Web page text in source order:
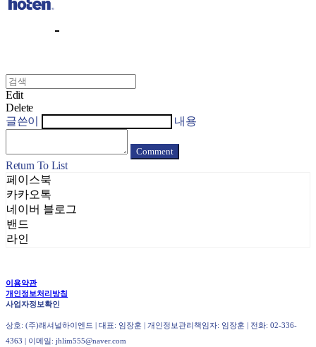
Edit
Delete
글쓴이
내용
Comment
Return To List
페이스북
카카오톡
네이버 블로그
밴드
라인
이용약관
개인정보처리방침
사업자정보확인
상호: (주)래셔널하이엔드 | 대표: 임장훈 | 개인정보관리책임자: 임장훈 | 전화: 02-336-
4363 | 이메일: jhlim555@naver.com